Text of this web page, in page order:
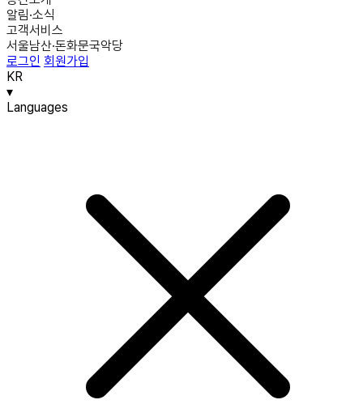
알림·소식
고객서비스
서울남산·돈화문국악당
로그인 회원가입
KR
▾
Languages